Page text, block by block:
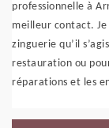
professionnelle à
meilleur contact.
zinguerie qu’il
restauration ou
réparations et les